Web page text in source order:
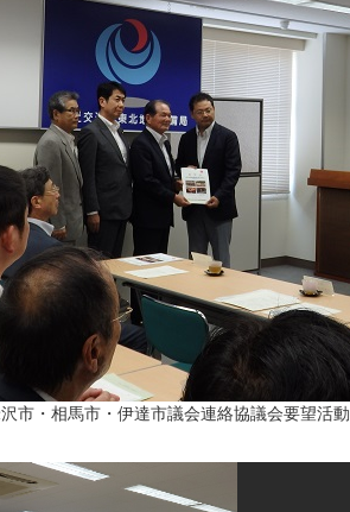
市・相馬市・伊達市議会連絡協議会要望活動